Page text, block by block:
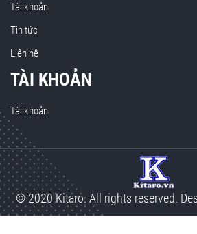
Tài khoản
Tin tức
Liên hệ
TÀI KHOẢN
Tài khoản
© 2020 Kitaro. All rights reserved.